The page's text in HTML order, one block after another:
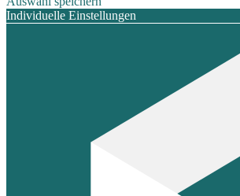
Individuelle Einstellungen